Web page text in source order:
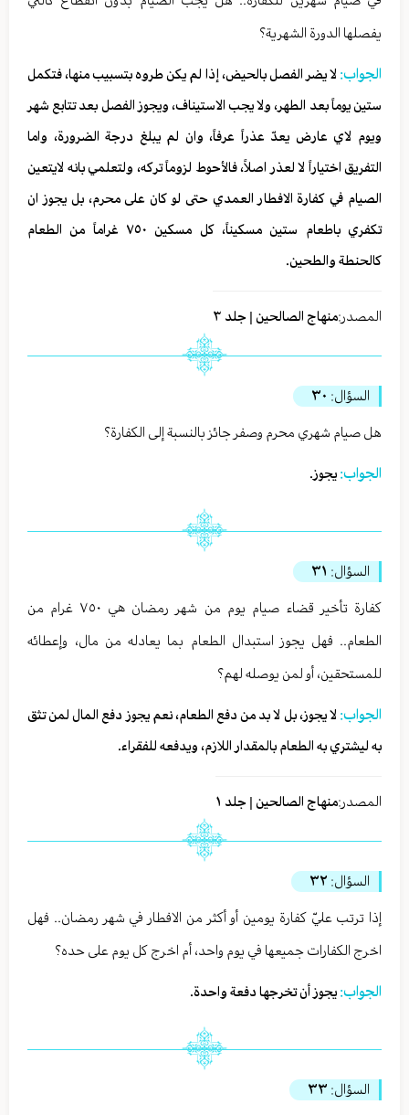
يفصلها الدورة الشهرية؟
الجواب: لا يضر الفصل بالحيض، إذا لم يكن طروه بتسبيب منها، فتكمل
ستين يوماً بعد الطهر، ولا يجب الاستيناف، ويجوز الفصل بعد تتابع شهر
ويوم لاي عارض يعدّ عذراً عرفاً، وان لم يبلغ درجة الضرورة، واما
التفريق اختياراً لا لعذر اصلاً، فالأحوط لزوماً تركه، ولتعلمي بانه لايتعين
الصيام في كفارة الافطار العمدي حتى لو كان على محرم، بل يجوز ان
تكفري باطعام ستين مسكيناً، كل مسكين ٧٥٠ غراماً من الطعام
كالحنطة والطحين.
المصدر:منهاج الصالحين | جلد ٣
السؤال: ٣٠
هل صيام شهري محرم وصفر جائز بالنسبة إلى الكفارة؟
الجواب: يجوز.
السؤال: ٣١
كفارة تأخير قضاء صيام يوم من شهر رمضان هي ٧٥٠ غرام من
الطعام.. فهل يجوز استبدال الطعام بما يعادله من مال، وإعطائه
للمستحقين، أو لمن يوصله لهم؟
الجواب: لا يجوز، بل لا بد من دفع الطعام، نعم يجوز دفع المال لمن تثق
به ليشتري به الطعام بالمقدار اللازم، ويدفعه للفقراء.
المصدر:منهاج الصالحين | جلد ١
السؤال: ٣٢
إذا ترتب عليّ كفارة يومين أو أكثر من الافطار في شهر رمضان.. فهل
اخرج الكفارات جميعها في يوم واحد، أم اخرج كل يوم على حده؟
الجواب: يجوز أن تخرجها دفعة واحدة.
السؤال: ٣٣